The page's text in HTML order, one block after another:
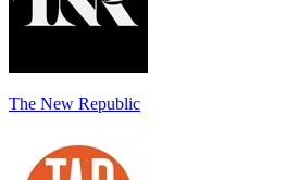
The New Republic